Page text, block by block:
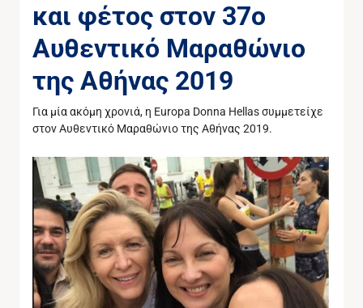
και φέτος στον 37ο
Αυθεντικό Μαραθώνιο
της Αθήνας 2019
Για μία ακόμη χρονιά, η Europa Donna Hellas συμμετείχε
στον Αυθεντικό Μαραθώνιο της Αθήνας 2019.